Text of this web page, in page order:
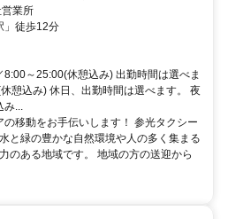
業所
田駅」徒歩12分
～25:00(休憩込み) 出勤時間は選べま
憩込み) 休日、出勤時間は選べます。 夜
み...
移動をお手伝いします！ 参光タクシー
と緑の豊かな自然環境や人の多く集まる
のある地域です。 地域の方の送迎から